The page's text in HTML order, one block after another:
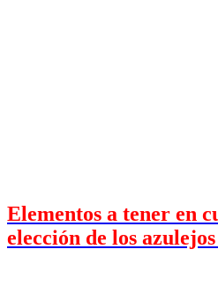
Elementos a tener en
elección de los